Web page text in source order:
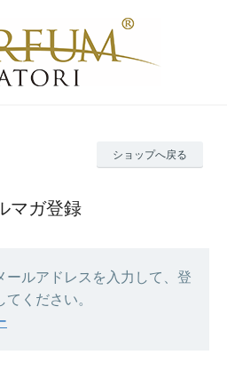
ショップへ戻る
マガ登録
ールアドレスを入力して、登
ください。